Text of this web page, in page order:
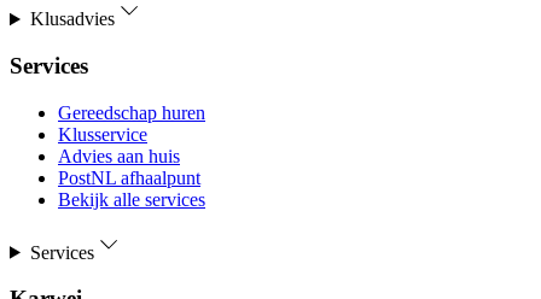
Klusadvies
Services
Gereedschap huren
Klusservice
Advies aan huis
PostNL afhaalpunt
Bekijk alle services
Services